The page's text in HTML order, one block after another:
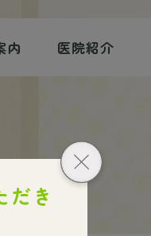
内
トニング
医院紹介